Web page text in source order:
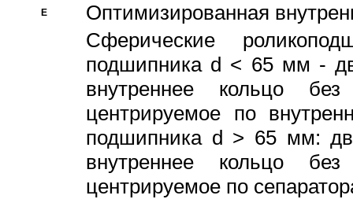
E
Оптимизированная
Сферические
подшипника d < 65 мм -
внутреннее кольцо
центрируемое по
подшипника d > 65 мм:
внутреннее кольцо
центрируемое по